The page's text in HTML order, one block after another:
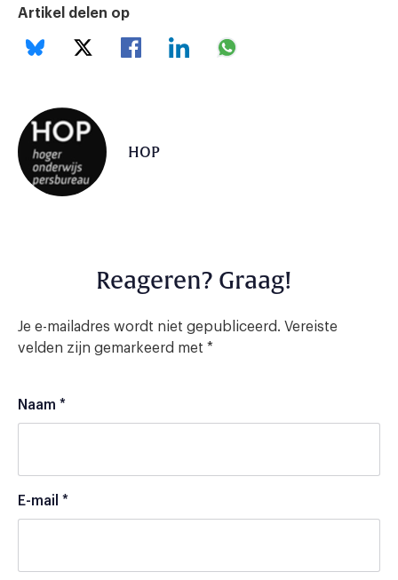
Artikel delen op
HOP
Reageren? Graag!
Je e-mailadres wordt niet gepubliceerd. Vereiste
velden zijn gemarkeerd met *
Naam *
E-mail *